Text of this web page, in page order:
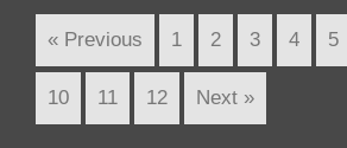
« Previous 1 2 3 4 5
10 11 12 Next »